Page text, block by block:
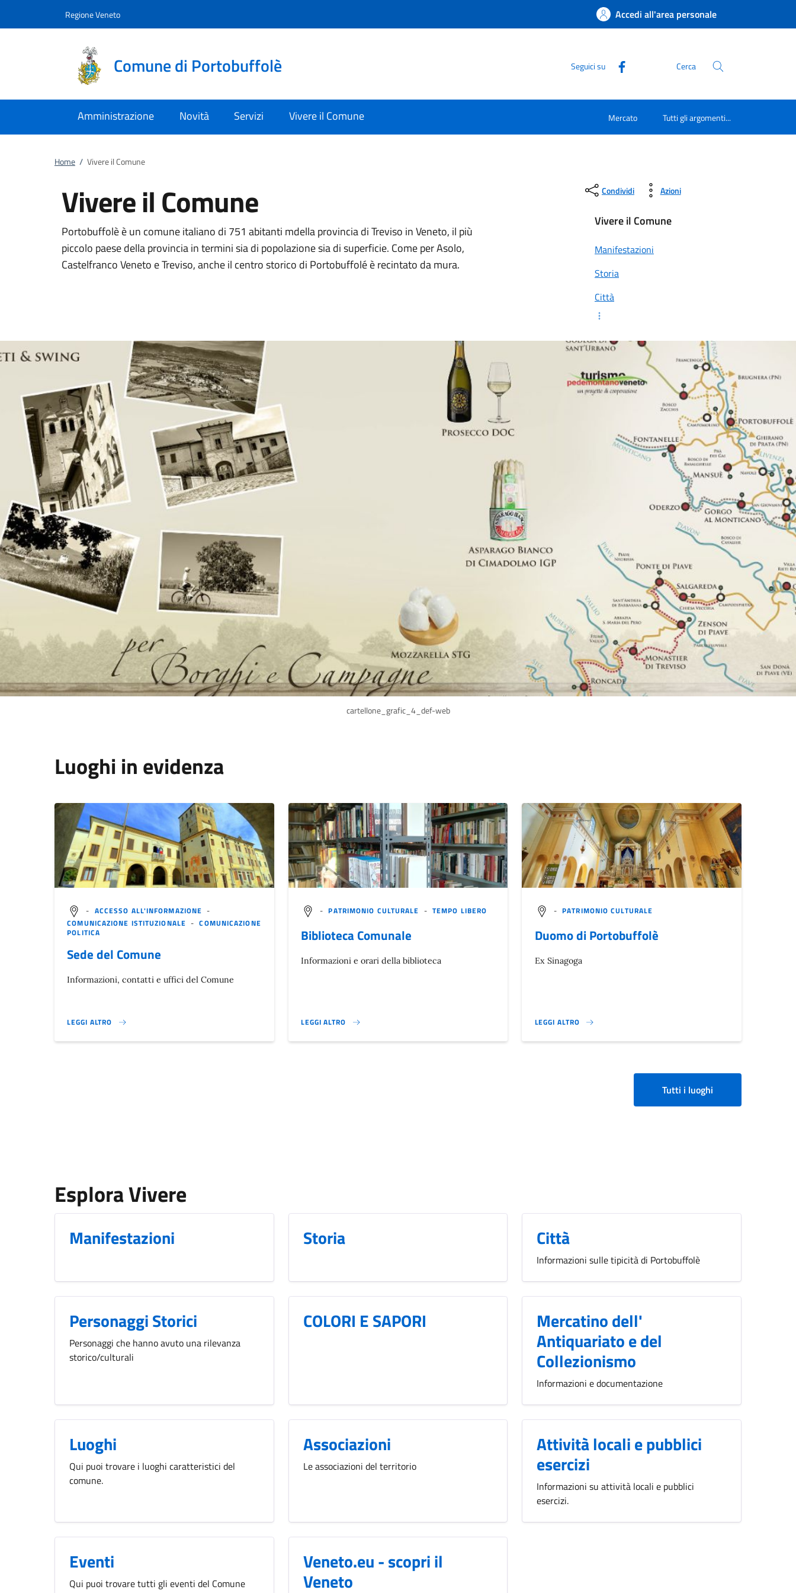
Regione Veneto Accedi all'area personale
Comune di Portobuffolè Seguici su Cerca
Amministrazione Novità Servizi Vivere il Comune Mercato Tutti gli argomenti...
Home / Vivere il Comune
Vivere il Comune
Portobuffolè è un comune italiano di 751 abitanti mdella provincia di Treviso in Veneto, il più
piccolo paese della provincia in termini sia di popolazione sia di superficie. Come per Asolo,
Castelfranco Veneto e Treviso, anche il centro storico di Portobuffolé è recintato da mura.
Condividi Azioni
Vivere il Comune
Manifestazioni
Storia
Città
cartellone_grafic_4_def-web
Luoghi in evidenza
- ACCESSO ALL'INFORMAZIONE -
COMUNICAZIONE ISTITUZIONALE -COMUNICAZIONE
POLITICA
Sede del Comune
Informazioni, contatti e uffici del Comune
LEGGI ALTRO
}
- PATRIMONIO CULTURALE - TEMPO LIBERO
Biblioteca Comunale
Informazioni e orari della biblioteca
LEGGI ALTRO
}
- PATRIMONIO CULTURALE
Duomo di Portobuffolè
Ex Sinagoga
LEGGI ALTRO
}
Tutti i luoghi
Esplora Vivere
Manifestazioni Storia Città
Informazioni sulle tipicità di Portobuffolè
Personaggi Storici
Personaggi che hanno avuto una rilevanza
storico/culturali
COLORI E SAPORI Mercatino dell'
Antiquariato e del
Collezionismo
Informazioni e documentazione
Luoghi
Qui puoi trovare i luoghi caratteristici del
comune.
Associazioni
Le associazioni del territorio
Attività locali e pubblici
esercizi
Informazioni su attività locali e pubblici
esercizi.
Eventi
Qui puoi trovare tutti gli eventi del Comune
Veneto.eu - scopri il
Veneto